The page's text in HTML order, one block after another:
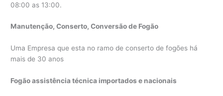
08:00 as 13:00.
Manutenção, Conserto, Conversão de Fogão
Uma Empresa que esta no ramo de conserto de fogões há
mais de 30 anos
Fogão assistência técnica importados e nacionais